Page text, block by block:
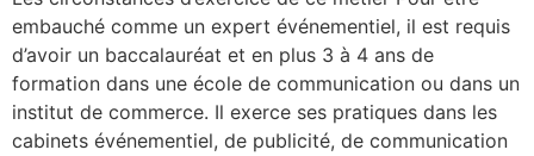
embauché comme un expert événementiel, il est requis
d’avoir un baccalauréat et en plus 3 à 4 ans de
formation dans une école de communication ou dans un
institut de commerce. Il exerce ses pratiques dans les
cabinets événementiel, de publicité, de communication